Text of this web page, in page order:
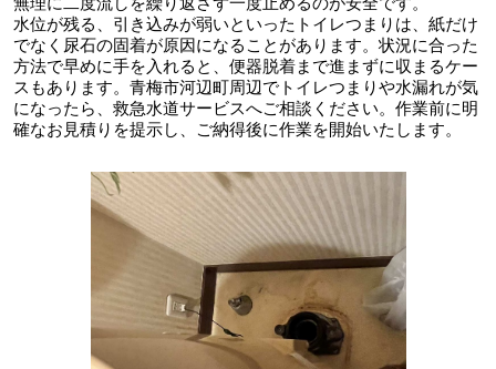
水位が残る、引き込みが弱いといったトイレつまりは、紙だけ
でなく尿石の固着が原因になることがあります。状況に合った
方法で早めに手を入れると、便器脱着まで進まずに収まるケー
スもあります。青梅市河辺町周辺でトイレつまりや水漏れが気
になったら、救急水道サービスへご相談ください。作業前に明
確なお見積りを提示し、ご納得後に作業を開始いたします。